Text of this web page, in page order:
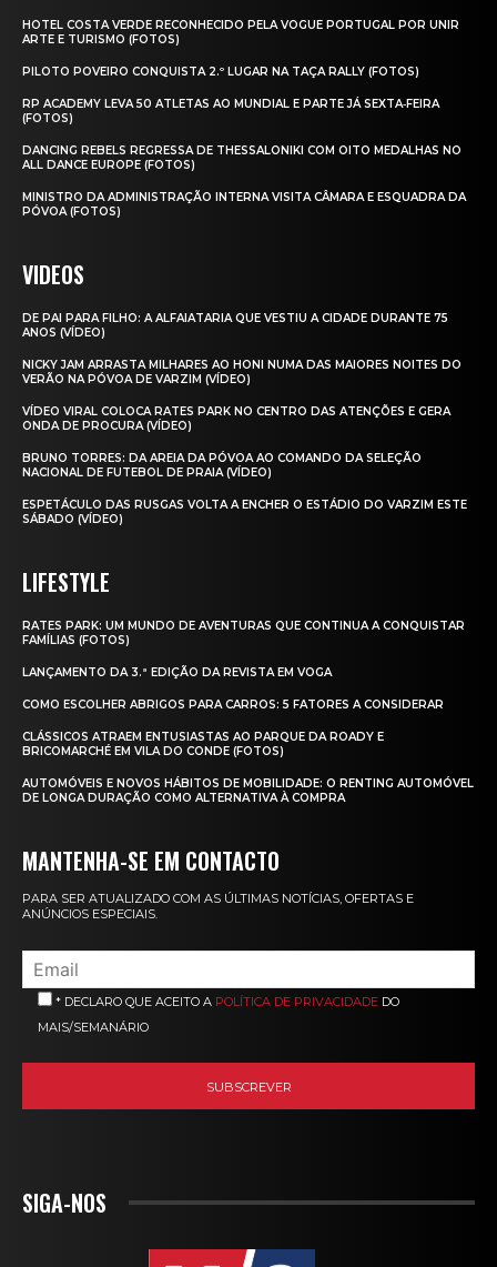
HOTEL COSTA VERDE RECONHECIDO PELA VOGUE PORTUGAL POR UNIR
ARTE E TURISMO (FOTOS)
PILOTO POVEIRO CONQUISTA 2.º LUGAR NA TAÇA RALLY (FOTOS)
RP ACADEMY LEVA 50 ATLETAS AO MUNDIAL E PARTE JÁ SEXTA‑FEIRA
(FOTOS)
DANCING REBELS REGRESSA DE THESSALONIKI COM OITO MEDALHAS NO
ALL DANCE EUROPE (FOTOS)
MINISTRO DA ADMINISTRAÇÃO INTERNA VISITA CÂMARA E ESQUADRA DA
PÓVOA (FOTOS)
VIDEOS
DE PAI PARA FILHO: A ALFAIATARIA QUE VESTIU A CIDADE DURANTE 75
ANOS (VÍDEO)
NICKY JAM ARRASTA MILHARES AO HONI NUMA DAS MAIORES NOITES DO
VERÃO NA PÓVOA DE VARZIM (VÍDEO)
VÍDEO VIRAL COLOCA RATES PARK NO CENTRO DAS ATENÇÕES E GERA
ONDA DE PROCURA (VÍDEO)
BRUNO TORRES: DA AREIA DA PÓVOA AO COMANDO DA SELEÇÃO
NACIONAL DE FUTEBOL DE PRAIA (VÍDEO)
ESPETÁCULO DAS RUSGAS VOLTA A ENCHER O ESTÁDIO DO VARZIM ESTE
SÁBADO (VÍDEO)
LIFESTYLE
RATES PARK: UM MUNDO DE AVENTURAS QUE CONTINUA A CONQUISTAR
FAMÍLIAS (FOTOS)
LANÇAMENTO DA 3.ª EDIÇÃO DA REVISTA EM VOGA
COMO ESCOLHER ABRIGOS PARA CARROS: 5 FATORES A CONSIDERAR
CLÁSSICOS ATRAEM ENTUSIASTAS AO PARQUE DA ROADY E
BRICOMARCHÉ EM VILA DO CONDE (FOTOS)
AUTOMÓVEIS E NOVOS HÁBITOS DE MOBILIDADE: O RENTING AUTOMÓVEL
DE LONGA DURAÇÃO COMO ALTERNATIVA À COMPRA
MANTENHA-SE EM CONTACTO
PARA SER ATUALIZADO COM AS ÚLTIMAS NOTÍCIAS, OFERTAS E
ANÚNCIOS ESPECIAIS.
* DECLARO QUE ACEITO A POLÍTICA DE PRIVACIDADE DO
MAIS/SEMANÁRIO
SIGA-NOS